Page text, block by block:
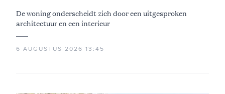
De woning onderscheidt zich door een uitgesproken
architectuur en een interieur
6 AUGUSTUS 2026 13:45